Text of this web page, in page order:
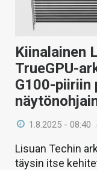
Kiinalainen
TrueGPU-
G100-piiriin
1.8.2025 - 08:40
Lisuan Techin
täysin itse